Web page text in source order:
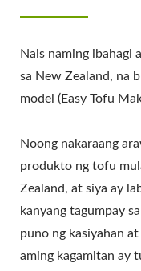
Nais naming ibahagi
sa New Zealand, na
model (Easy Tofu
Noong nakaraang
produkto ng tofu
Zealand, at siya ay
kanyang tagumpay
puno ng kasiyahan
aming kagamitan ay